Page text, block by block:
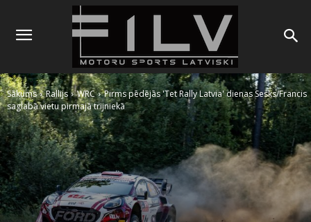
Sākums Rallijs WRC
Pirms pēdējās 'Tet Rally Latvia' dienas Sesks/Francis
saglabā vietu pirmajā trijniekā